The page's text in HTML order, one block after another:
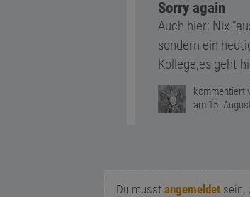
Sorry again
Auch hier: Nix
sondern ein
Kollege,es geht
kommentiert
am 15.
Du musst angemeldet sein,